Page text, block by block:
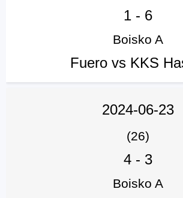
1 - 6
Boisko A
Fuero vs KKS
2024-06-23
(26)
4 - 3
Boisko A